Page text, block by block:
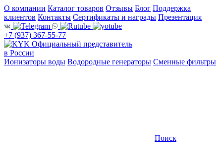
О компании Каталог товаров Отзывы Блог Поддержка
клиентов Контакты Сертификаты и награды Презентация
+7 (937) 367-55-77
Официальный представитель
в России
Ионизаторы воды Водородные генераторы Сменные фильтры
Поиск